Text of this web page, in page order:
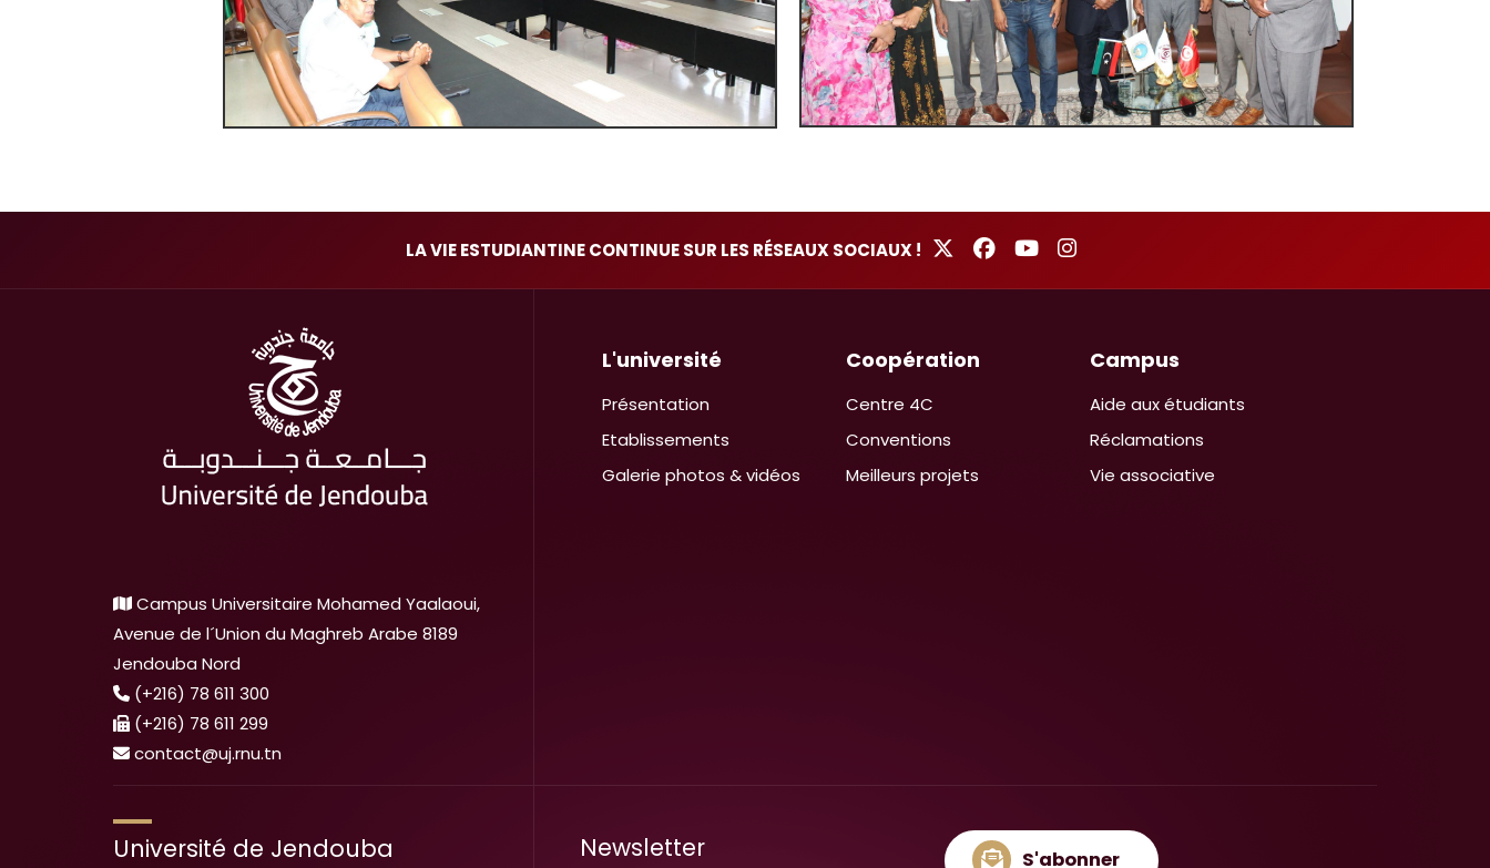
LA VIE ESTUDIANTINE CONTINUE SUR LES RÉSEAUX SOCIAUX !
Campus Universitaire Mohamed Yaalaoui,
Avenue de l´Union du Maghreb Arabe 8189
Jendouba Nord
(+216) 78 611 300
(+216) 78 611 299
contact@uj.rnu.tn
L'université
Présentation
Etablissements
Galerie photos & vidéos
Coopération
Centre 4C
Conventions
Meilleurs projets
Campus
Aide aux étudiants
Réclamations
Vie associative
Université de Jendouba Newsletter S'abonner